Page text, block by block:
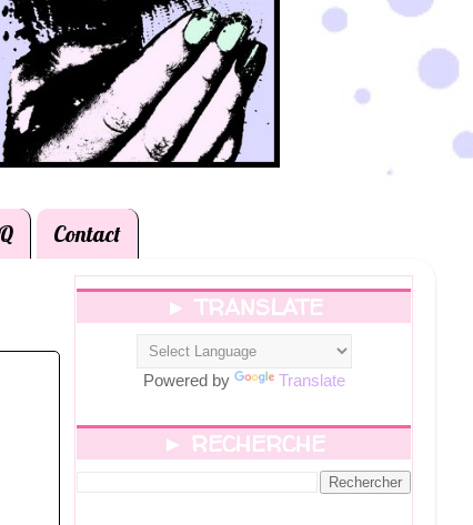
Contact
► TRANSLATE
Powered by Translate
► RECHERCHE